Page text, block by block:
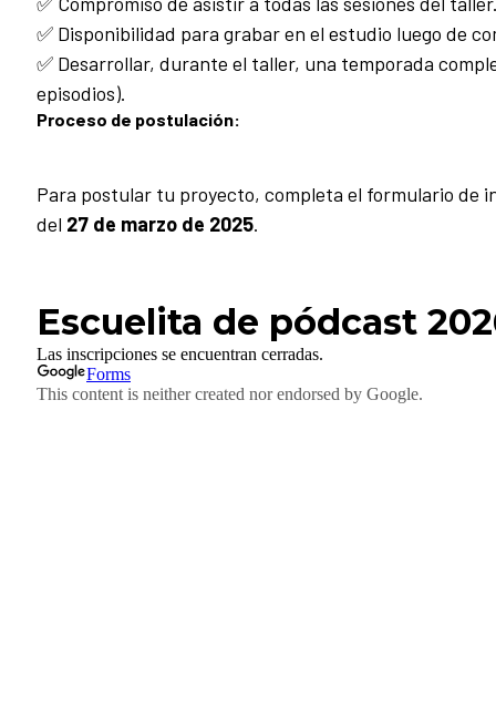
✅ Disponibilidad para grabar en el estudio luego de
✅ Desarrollar, durante el taller, una temporada
episodios).
Proceso de postulación:
Para postular tu proyecto, completa el formulario de
del 27 de marzo de 2025.